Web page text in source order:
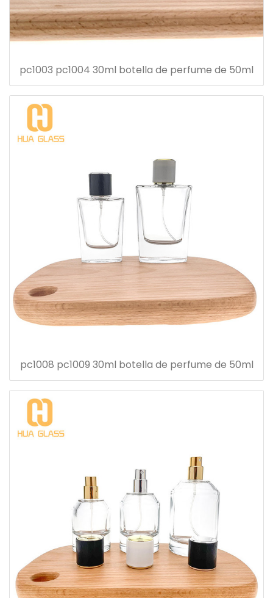
pc1003 pc1004 30ml botella de perfume de 50ml
pc1008 pc1009 30ml botella de perfume de 50ml